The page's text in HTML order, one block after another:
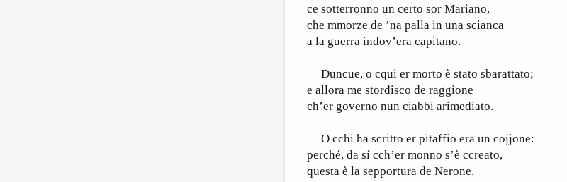
ce sotterronno un certo sor Mariano,
che mmorze de ’na palla in una scianca
a la guerra indov’era capitano.
Duncue, o cqui er morto è stato sbarattato;
e allora me stordisco de raggione
ch’er governo nun ciabbi arimediato.
O cchi ha scritto er pitaffio era un cojjone:
perché, da sí cch’er monno s’è ccreato,
questa è la sepportura de Nerone.